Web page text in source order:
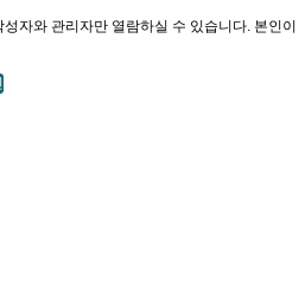
성자와 관리자만 열람하실 수 있습니다. 본인이